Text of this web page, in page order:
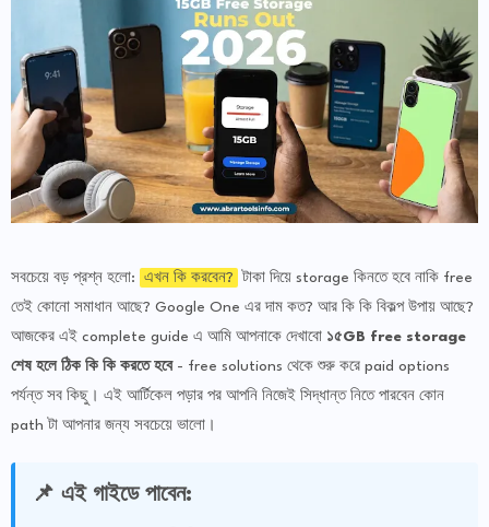
সবচেয়ে বড় প্রশ্ন হলো: এখন কি করবেন?
টাকা দিয়ে storage কিনতে হবে নাকি free
তেই কোনো সমাধান আছে? Google One এর দাম কত? আর কি কি বিকল্প উপায় আছে?
আজকের এই complete guide এ আমি আপনাকে দেখাবো ১৫GB free storage
শেষ হলে ঠিক কি কি করতে হবে- free solutions থেকে শুরু করে paid options
পর্যন্ত সব কিছু। এই আর্টিকেল পড়ার পর আপনি নিজেই সিদ্ধান্ত নিতে পারবেন কোন
path টা আপনার জন্য সবচেয়ে ভালো।
📌 এই গাইডে পাবেন: